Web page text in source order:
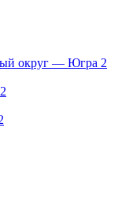
округ — Югра 2
2